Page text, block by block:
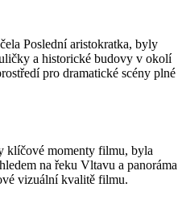
Poslední aristokratka, byly
a historické budovy v okolí
pro dramatické scény plné
klíčové momenty filmu, byla
na řeku Vltavu a panoráma
vizuální kvalitě filmu.